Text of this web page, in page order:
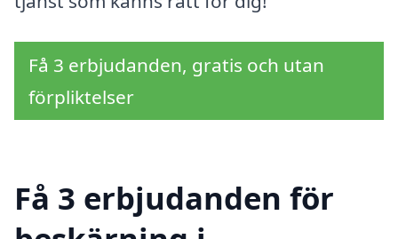
Få 3 erbjudanden, gratis och utan
förpliktelser
Få 3 erbjudanden för